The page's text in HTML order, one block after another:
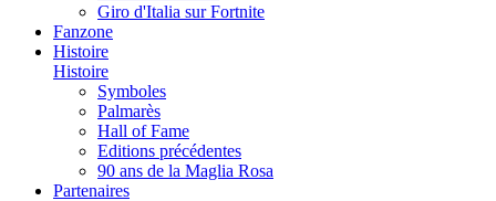
Giro d'Italia sur Fortnite
Fanzone
Histoire
Histoire
Symboles
Palmarès
Hall of Fame
Editions précédentes
90 ans de la Maglia Rosa
Partenaires